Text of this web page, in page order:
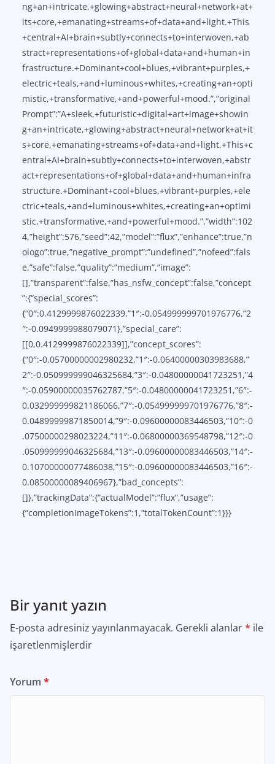
ng+an+intricate,+glowing+abstract+neural+network+at+
its+core,+emanating+streams+of+data+and+light.+This
+central+AI+brain+subtly+connects+to+interwoven,+ab
stract+representations+of+global+data+and+human+in
frastructure.+Dominant+cool+blues,+vibrant+purples,+
electric+teals,+and+luminous+whites,+creating+an+opti
mistic,+transformative,+and+powerful+mood.”,”original
Prompt”:”A+sleek,+futuristic+digital+art+image+showin
g+an+intricate,+glowing+abstract+neural+network+at+it
s+core,+emanating+streams+of+data+and+light.+This+c
entral+AI+brain+subtly+connects+to+interwoven,+abstr
act+representations+of+global+data+and+human+infra
structure.+Dominant+cool+blues,+vibrant+purples,+ele
ctric+teals,+and+luminous+whites,+creating+an+optimi
stic,+transformative,+and+powerful+mood.”,”width”:102
4,”height”:576,”seed”:42,”model”:”flux”,”enhance”:true,”n
ologo”:true,”negative_prompt”:”undefined”,”nofeed”:fals
e,”safe”:false,”quality”:”medium”,”image”:
[],”transparent”:false,”has_nsfw_concept”:false,”concept
”:{“special_scores”:
{“0″:0.4129999876022339,”1″:-0.054999999701976776,”2
″:-0.0949999988079071},”special_care”:
[[0,0.4129999876022339]],”concept_scores”:
{“0″:-0.05700000002980232,”1″:-0.06400000303983688,”
2″:-0.050999999046325684,”3″:-0.04800000041723251,”4
″:-0.05900000035762787,”5″:-0.04800000041723251,”6″:-
0.032999999821186066,”7″:-0.054999999701976776,”8″:-
0.04899999871850014,”9″:-0.09600000083446503,”10″:-0
.07500000298023224,”11″:-0.06800000369548798,”12″:-0
.050999999046325684,”13″:-0.09600000083446503,”14″:-
0.10700000077486038,”15″:-0.09600000083446503,”16″:-
0.08500000089406967},”bad_concepts”:
[]},”trackingData”:{“actualModel”:”flux”,”usage”:
{“completionImageTokens”:1,”totalTokenCount”:1}}}
Bir yanıt yazın
E-posta adresiniz yayınlanmayacak. Gerekli alanlar* ile
işaretlenmişlerdir
Yorum *